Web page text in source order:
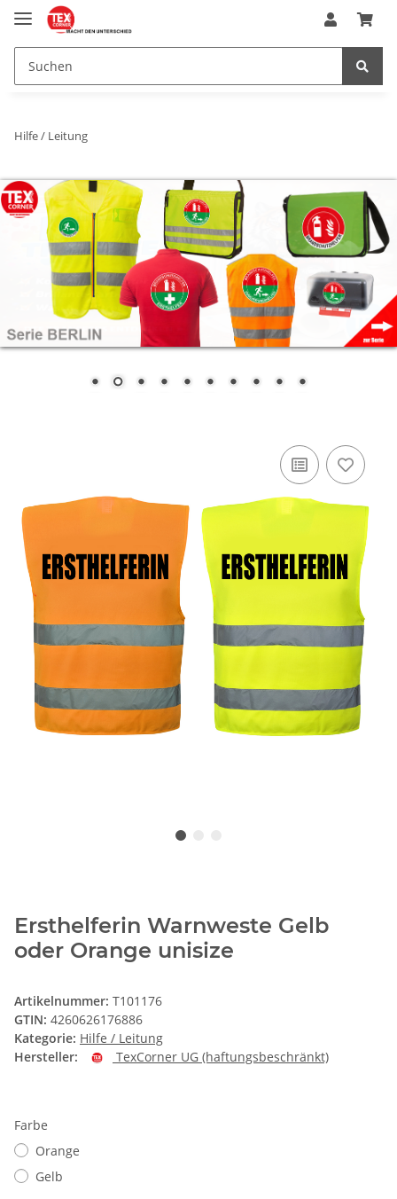
Hilfe / Leitung
Ersthelferin Warnweste Gelb
oder Orange unisize
Artikelnummer: T101176
GTIN: 4260626176886
Kategorie: Hilfe / Leitung
Hersteller:
TexCorner UG (haftungsbeschränkt)
Farbe
Orange
Gelb